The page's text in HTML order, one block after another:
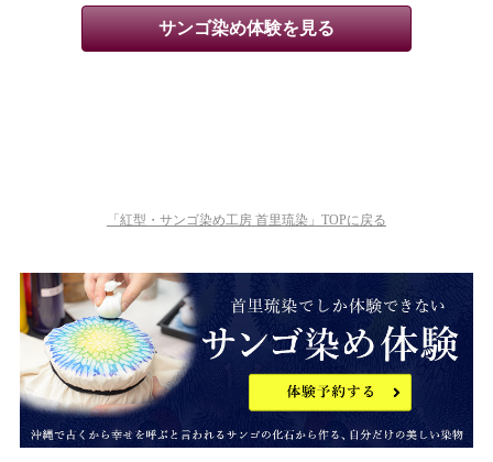
サンゴ染め体験を見る
「紅型・サンゴ染め工房 首里琉染」TOPに戻る